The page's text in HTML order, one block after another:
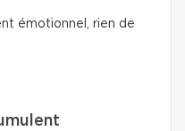
émotionnel, rien de